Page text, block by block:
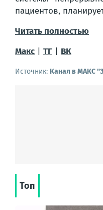
пациентов,
Читать полностью
Макс
ТГ ВК
Источник: Канал в МАКС
Топ